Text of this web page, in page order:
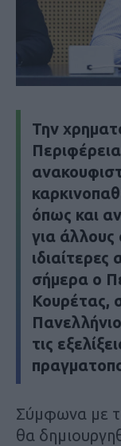
Την
όπως και
για άλλους
σήμερα ο
Κουρέτας,
τις
Σύμφωνα με
θα